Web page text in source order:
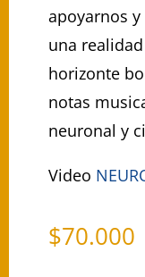
apoyarnos
una
horizonte
notas
neuronal y
Video
$70.000